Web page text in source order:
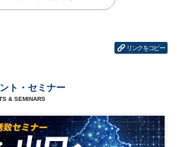
リンクをコピー
ト・セミナー
& SEMINARS